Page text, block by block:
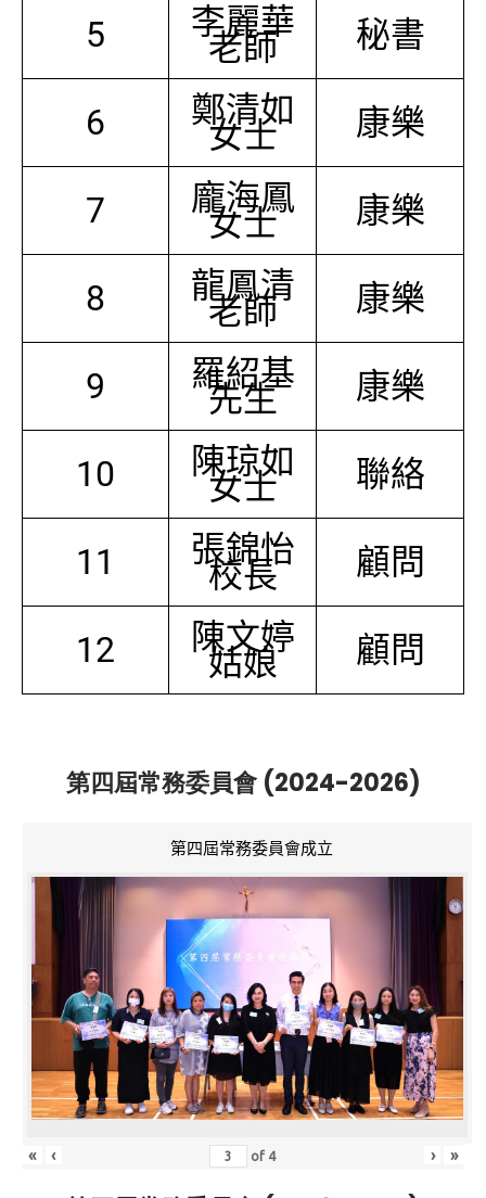
5 李麗華
老師 秘書
6 鄭清如
女士 康樂
7 龐海鳳
女士 康樂
8 龍鳳清
老師 康樂
9 羅紹基
先生 康樂
10 陳琼如
女士 聯絡
11 張錦怡
校長 顧問
12 陳文婷
姑娘 顧問
第四屆常務委員會 (2024-2026)
第四屆常務委員會成立
« ‹ of 4 › »